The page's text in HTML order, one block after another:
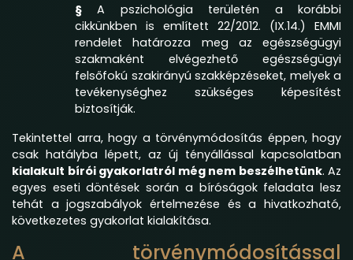
§ A pszichológia területén a korábbi
cikkünkben is említett 22/2012. (IX.14.) EMMI
rendelet határozza meg az egészségügyi
szakmaként elvégezhető egészségügyi
felsőfokú szakirányú szakképzéseket, melyek a
tevékenységhez szükséges képesítést
biztosítják.
Tekintettel arra, hogy a törvénymódosítás éppen, hogy
csak hatályba lépett, az új tényállással kapcsolatban
kialakult bírói gyakorlatról még nem beszélhetünk. Az
egyes eseti döntések során a bíróságok feladata lesz
tehát a jogszabályok értelmezése és a hivatkozható,
következetes gyakorlat kialakítása.
A törvénymódosítással